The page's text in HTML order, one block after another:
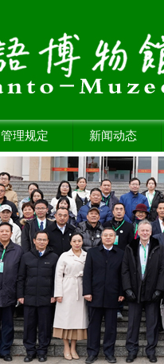
管理规定 新闻动态